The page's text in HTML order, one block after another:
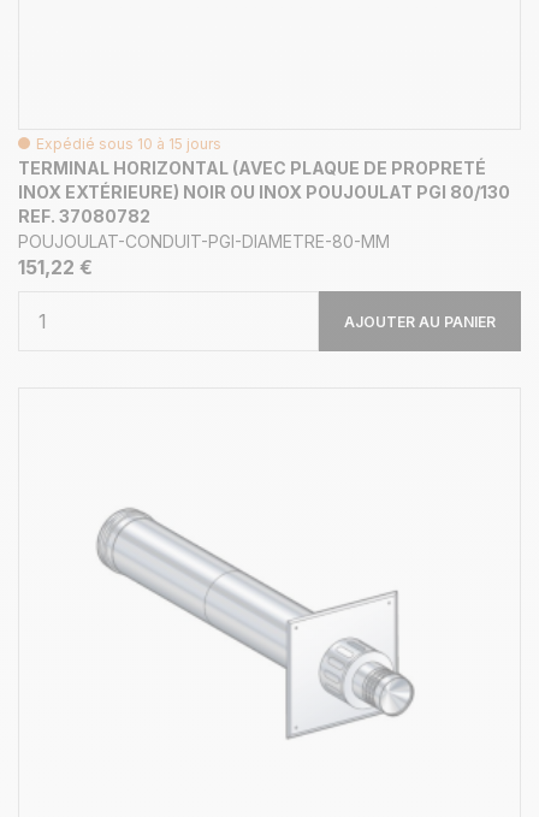
Expédié sous 10 à 15 jours
TERMINAL HORIZONTAL (AVEC PLAQUE DE PROPRETÉ
INOX EXTÉRIEURE) NOIR OU INOX POUJOULAT PGI 80/130
REF. 37080782
POUJOULAT-CONDUIT-PGI-DIAMETRE-80-MM
151,22 €
AJOUTER AU PANIER